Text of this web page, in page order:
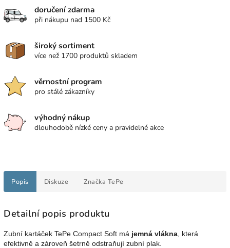
doručení zdarma
při nákupu nad 1500 Kč
široký sortiment
více než 1700 produktů skladem
věrnostní program
pro stálé zákazníky
výhodný nákup
dlouhodobě nízké ceny a pravidelné akce
Popis Diskuze Značka TePe
Detailní popis produktu
Zubní kartáček TePe Compact Soft má jemná vlákna , která
efektivně a zároveň šetrně odstraňují zubní plak.